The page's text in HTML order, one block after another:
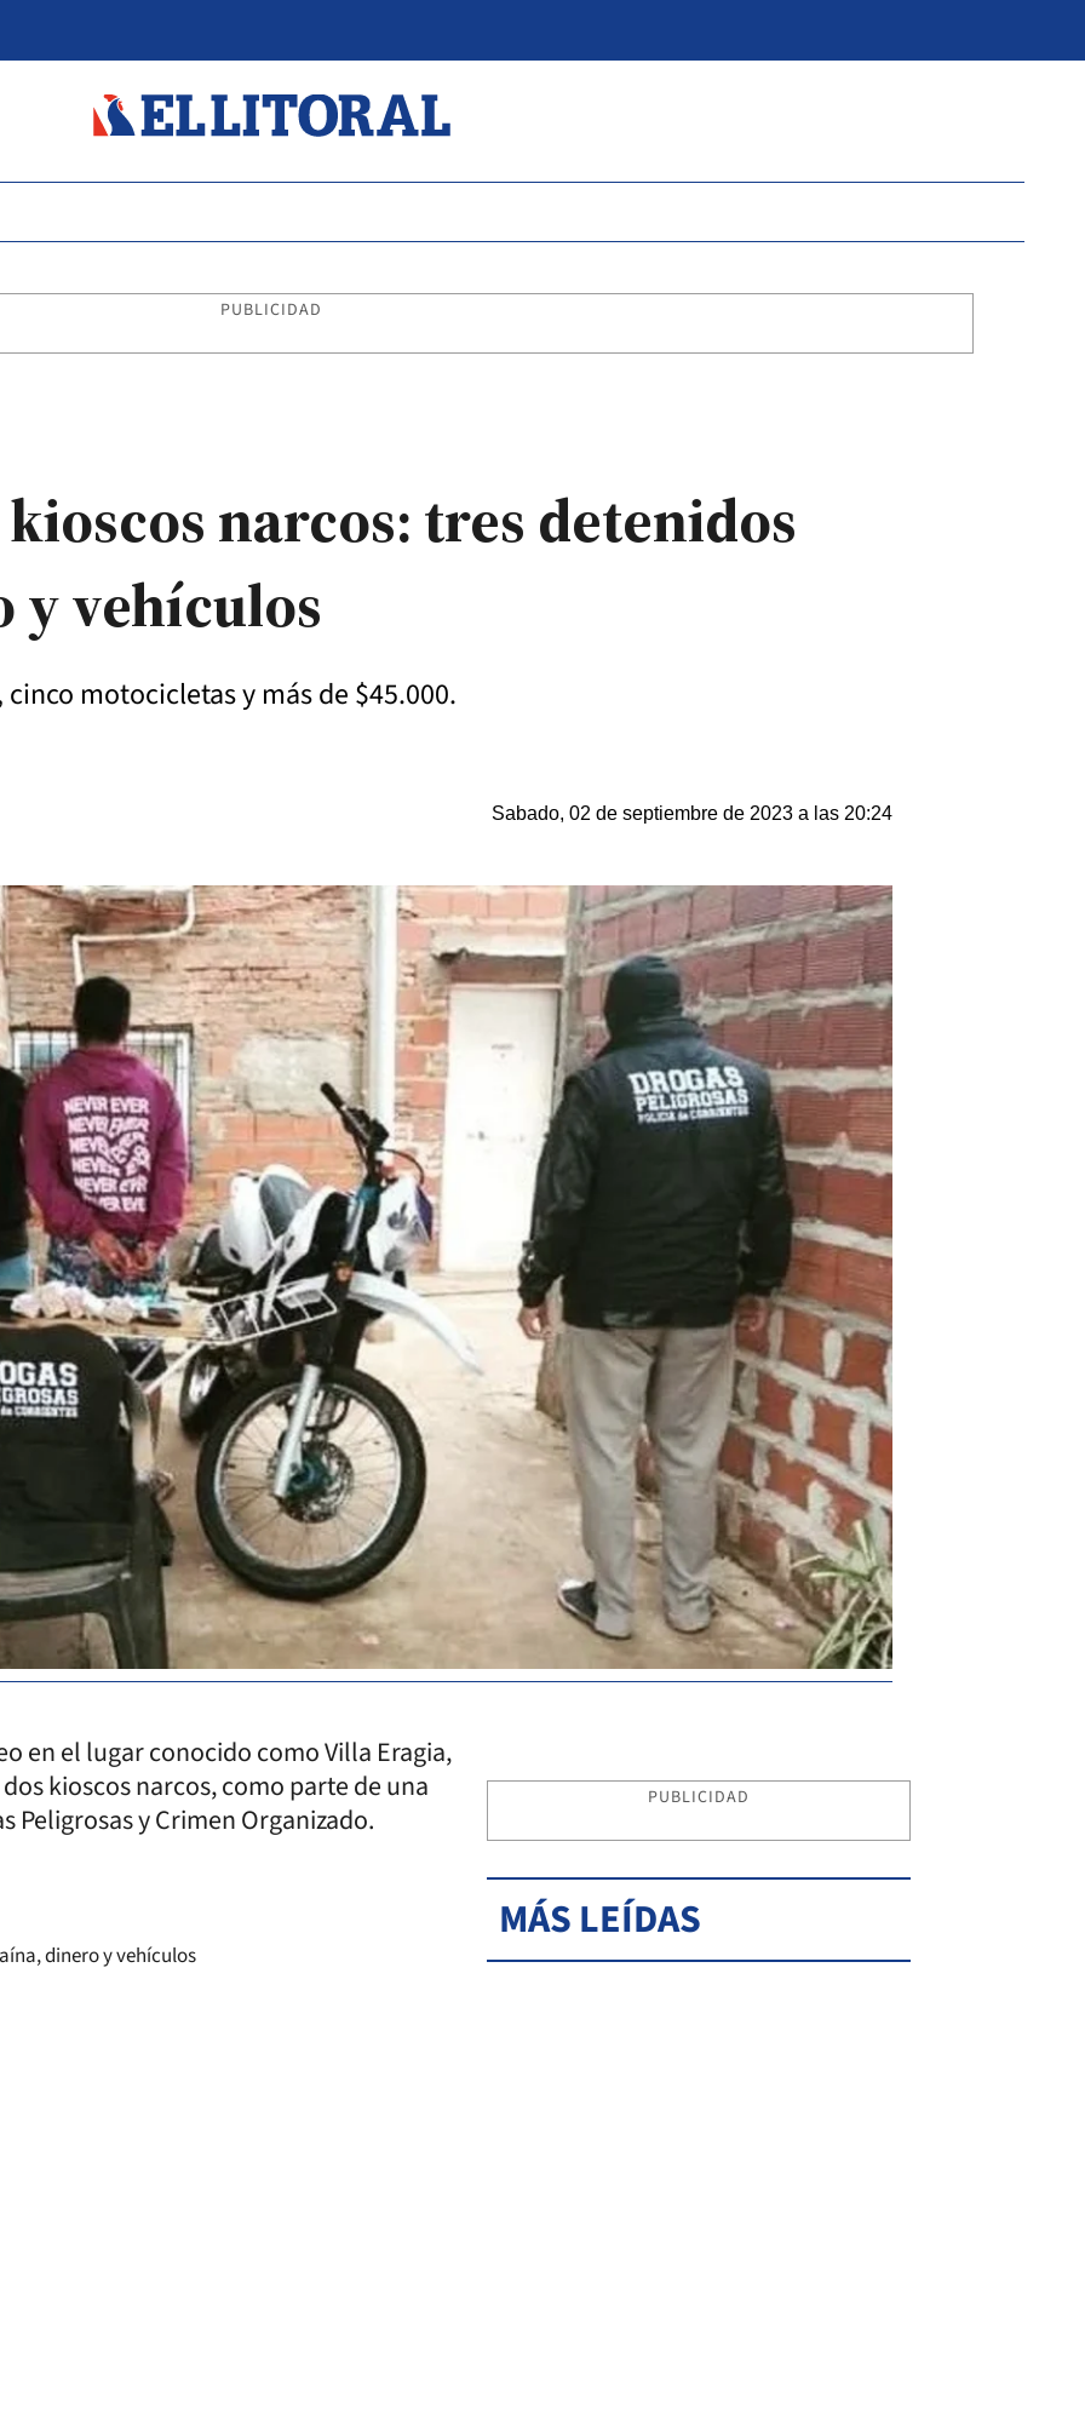
PUBLICIDAD
narcos: tres detenidos
y vehículos
motocicletas y más de $45.000.
Sabado, 02 de septiembre de 2023 a las 20:24
en el lugar conocido como Villa Eragia,
kioscos narcos, como parte de una
Peligrosas y Crimen Organizado.
PUBLICIDAD
MÁS LEÍDAS